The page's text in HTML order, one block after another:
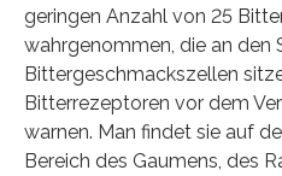
geringen Anzahl von 25
wahrgenommen, die an den
Bittergeschmackszellen
Bitterrezeptoren vor dem
warnen. Man findet sie auf
Bereich des Gaumens, des